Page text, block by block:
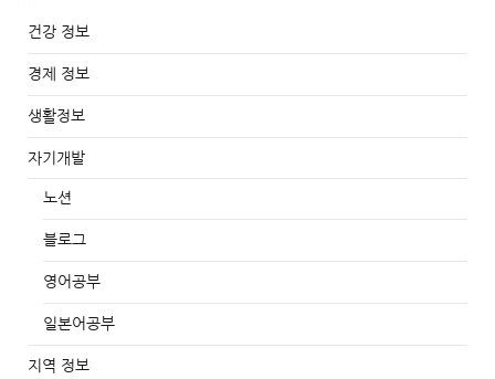
건강 정보
경제 정보
생활정보
자기개발
노션
블로그
영어공부
일본어공부
지역 정보